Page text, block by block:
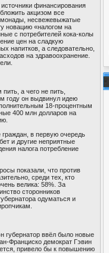
финансирования
акцизом все
несвежевыжатые
новацию «налогом на
с потребителей кока-колы
цен на сладкую
напитков, а следовательно,
на здравоохранение.
а чего не пить,
году он выдвинул идею
18-процентным
400 млн долларов на
в первую очередь
и другие неприятные
налога потребление
показали, что против
среди тех, кто
велика: 58%. За
сторонников
одуматься и
губернатор ввёл было новые
Франциско демократ Гэвин
привело бы к повышению